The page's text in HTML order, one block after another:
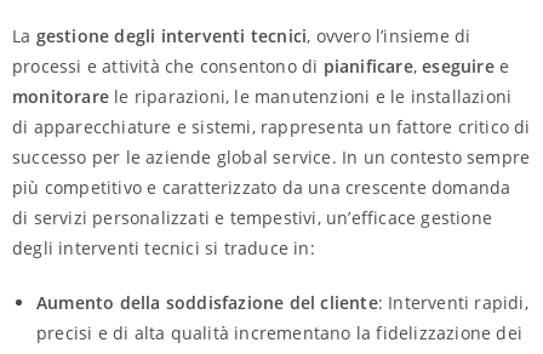
La gestione degli interventi tecnici, ovvero l’insieme di
processi e attività che consentono di pianificare,eseguiree
monitorare le riparazioni, le manutenzioni e le installazioni
di apparecchiature e sistemi, rappresenta un fattore critico di
successo per le aziende global service. In un contesto sempre
più competitivo e caratterizzato da una crescente domanda
di servizi personalizzati e tempestivi, un’efficace gestione
degli interventi tecnici si traduce in:
Aumento della soddisfazione del cliente: Interventi rapidi,
precisi e di alta qualità incrementano la fidelizzazione dei